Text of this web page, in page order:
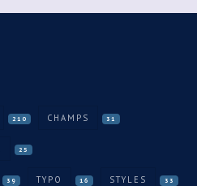
210 CHAMPS 31
25
39 TYPO 16 STYLES 33